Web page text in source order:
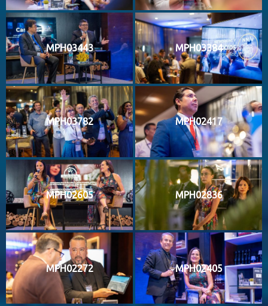
MPH03443 MPH03384
MPH03782 MPH02417
MPH02605 MPH02836
MPH02272 MPH02405